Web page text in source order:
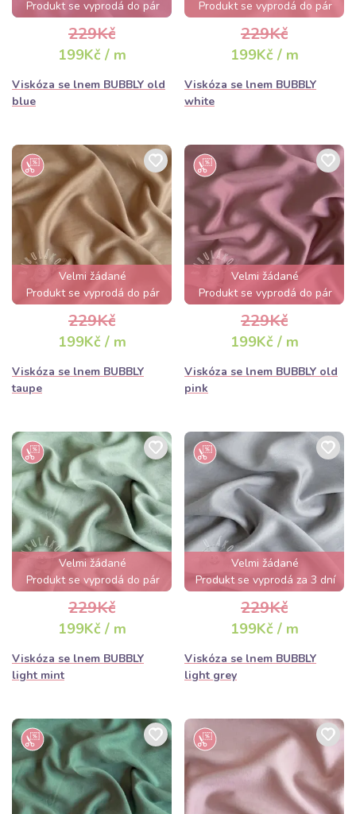
Produkt se vyprodá do pár
hodin
229Kč
199Kč / m
Viskóza se lnem BUBBLY old
blue
Produkt se vyprodá do pár
hodin
229Kč
199Kč / m
Viskóza se lnem BUBBLY
white
Velmi žádané
Produkt se vyprodá do pár
hodin
229Kč
199Kč / m
Viskóza se lnem BUBBLY
taupe
Velmi žádané
Produkt se vyprodá do pár
hodin
229Kč
199Kč / m
Viskóza se lnem BUBBLY old
pink
Velmi žádané
Produkt se vyprodá do pár
hodin
229Kč
199Kč / m
Viskóza se lnem BUBBLY
light mint
Velmi žádané
Produkt se vyprodá za 3 dní
229Kč
199Kč / m
Viskóza se lnem BUBBLY
light grey